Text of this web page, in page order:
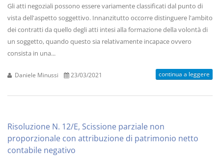
Gli atti negoziali possono essere variamente classificati dal punto di
vista dell'aspetto soggettivo. Innanzitutto occorre distinguere l'ambito
dei contratti da quello degli atti intesi alla formazione della volontà di
un soggetto, quando questo sia relativamente incapace ovvero
consista in una...
Daniele Minussi 23/03/2021 continua a leggere
Risoluzione N. 12/E, Scissione parziale non
proporzionale con attribuzione di patrimonio netto
contabile negativo